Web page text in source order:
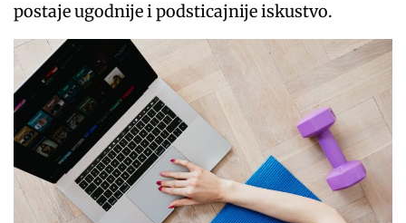
postaje ugodnije i podsticajnije iskustvo.